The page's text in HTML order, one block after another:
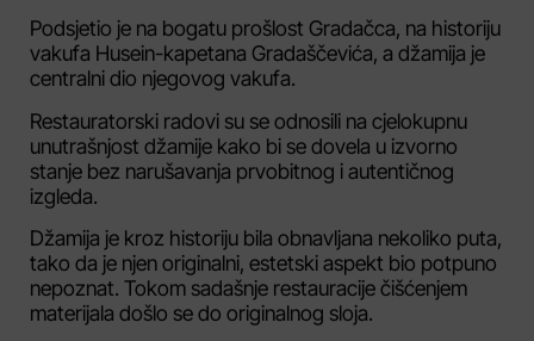
Podsjetio je na bogatu prošlost Gradačca, na historiju
vakufa Husein-kapetana Gradaščevića, a džamija je
centralni dio njegovog vakufa.
Restauratorski radovi su se odnosili na cjelokupnu
unutrašnjost džamije kako bi se dovela u izvorno
stanje bez narušavanja prvobitnog i autentičnog
izgleda.
Džamija je kroz historiju bila obnavljana nekoliko puta,
tako da je njen originalni, estetski aspekt bio potpuno
nepoznat. Tokom sadašnje restauracije čišćenjem
materijala došlo se do originalnog sloja.